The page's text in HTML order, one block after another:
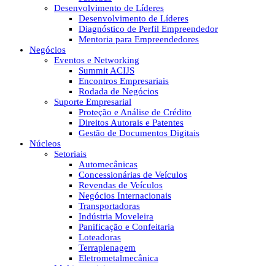
Desenvolvimento de Líderes
Desenvolvimento de Líderes
Diagnóstico de Perfil Empreendedor
Mentoria para Empreendedores
Negócios
Eventos e Networking
Summit ACIJS
Encontros Empresariais
Rodada de Negócios
Suporte Empresarial
Proteção e Análise de Crédito
Direitos Autorais e Patentes
Gestão de Documentos Digitais
Núcleos
Setoriais
Automecânicas
Concessionárias de Veículos
Revendas de Veículos
Negócios Internacionais
Transportadoras
Indústria Moveleira
Panificação e Confeitaria
Loteadoras
Terraplenagem
Eletrometalmecânica